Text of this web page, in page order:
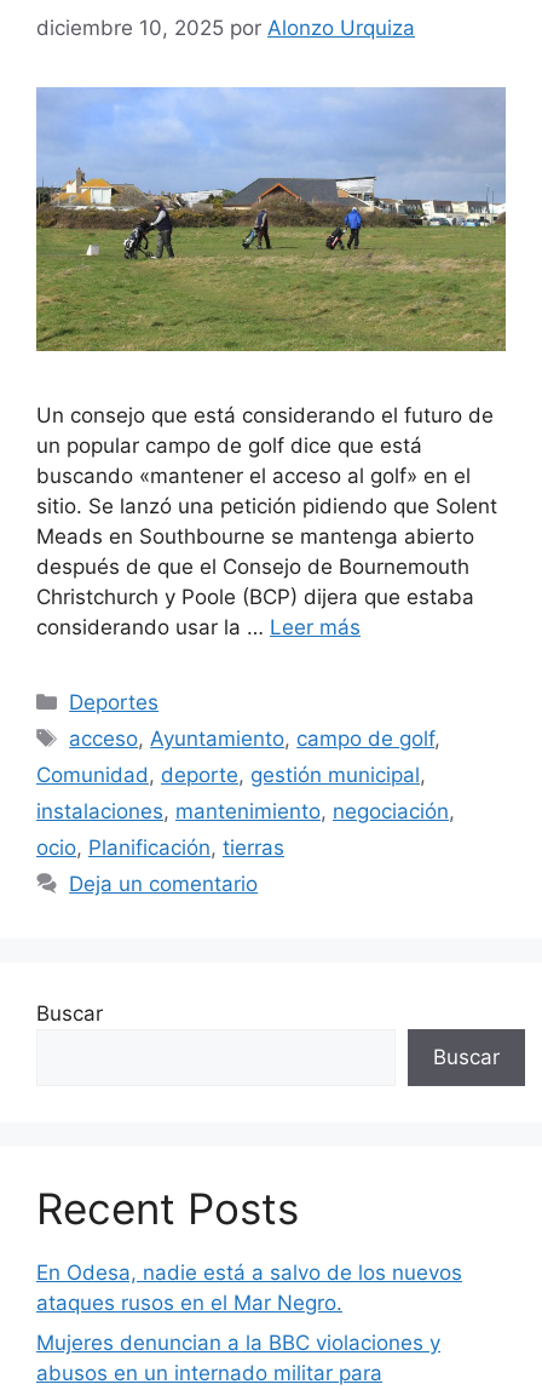
diciembre 10, 2025 por Alonzo Urquiza
Un consejo que está considerando el futuro de
un popular campo de golf dice que está
buscando «mantener el acceso al golf» en el
sitio. Se lanzó una petición pidiendo que Solent
Meads en Southbourne se mantenga abierto
después de que el Consejo de Bournemouth
Christchurch y Poole (BCP) dijera que estaba
considerando usar la … Leer más
Categorías
Deportes
Etiquetas
acceso, Ayuntamiento, campo de golf,
Comunidad , deporte, gestión municipal,
instalaciones, mantenimiento, negociación,
ocio, Planificación, tierras
Deja un comentario
Buscar
Buscar
Recent Posts
En Odesa, nadie está a salvo de los nuevos
ataques rusos en el Mar Negro.
Mujeres denuncian a la BBC violaciones y
abusos en un internado militar para